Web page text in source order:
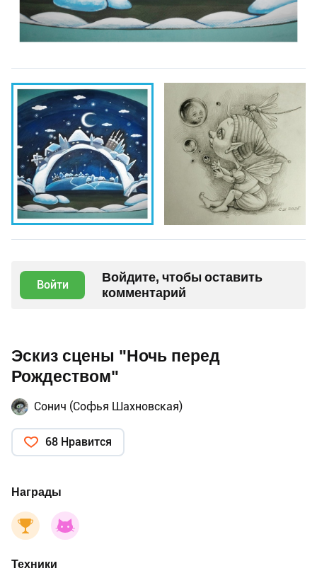
Войти
Войдите, чтобы оставить
комментарий
Эскиз сцены "Ночь перед
Рождеством"
Сонич (Софья Шахновская)
68 Нравится
Награды
Техники